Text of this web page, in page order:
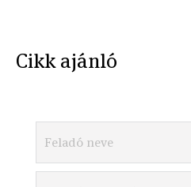
Cikk ajánló